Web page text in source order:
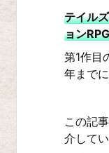
テイル
ョン
第1作目
年まで
この記
介してい